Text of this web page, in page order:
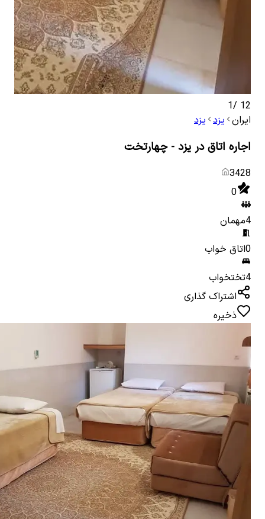
12
/
1
ایران یزد یزد
اجاره اتاق در یزد - چهارتخت
3428
0
4مهمان
0اتاق خواب
4تختخواب
اشتراک گذاری
ذخیره